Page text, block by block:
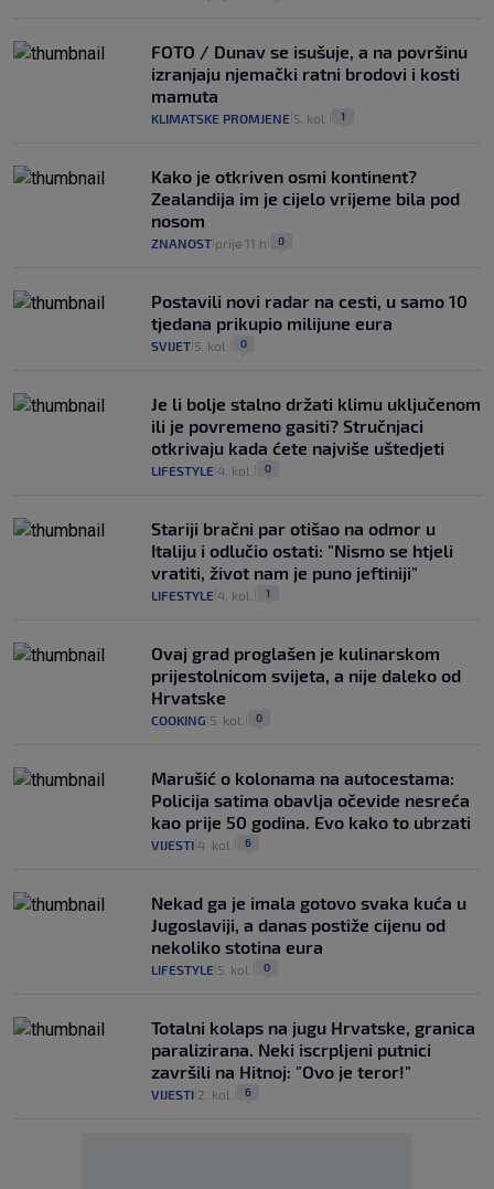
FOTO / Dunav se isušuje, a na površinu
izranjaju njemački ratni brodovi i kosti
mamuta
KLIMATSKE PROMJENE 5. kol. 1
Kako je otkriven osmi kontinent?
Zealandija im je cijelo vrijeme bila pod
nosom
ZNANOST prije 11 h 0
Postavili novi radar na cesti, u samo 10
tjedana prikupio milijune eura
SVIJET 5. kol. 0
Je li bolje stalno držati klimu uključenom
ili je povremeno gasiti? Stručnjaci
otkrivaju kada ćete najviše uštedjeti
LIFESTYLE 4. kol. 0
Stariji bračni par otišao na odmor u
Italiju i odlučio ostati: "Nismo se htjeli
vratiti, život nam je puno jeftiniji"
LIFESTYLE 4. kol. 1
Ovaj grad proglašen je kulinarskom
prijestolnicom svijeta, a nije daleko od
Hrvatske
COOKING 5. kol. 0
Marušić o kolonama na autocestama:
Policija satima obavlja očevide nesreća
kao prije 50 godina. Evo kako to ubrzati
VIJESTI 4. kol. 6
Nekad ga je imala gotovo svaka kuća u
Jugoslaviji, a danas postiže cijenu od
nekoliko stotina eura
LIFESTYLE 5. kol. 0
Totalni kolaps na jugu Hrvatske, granica
paralizirana. Neki iscrpljeni putnici
završili na Hitnoj: "Ovo je teror!"
VIJESTI 2. kol. 6